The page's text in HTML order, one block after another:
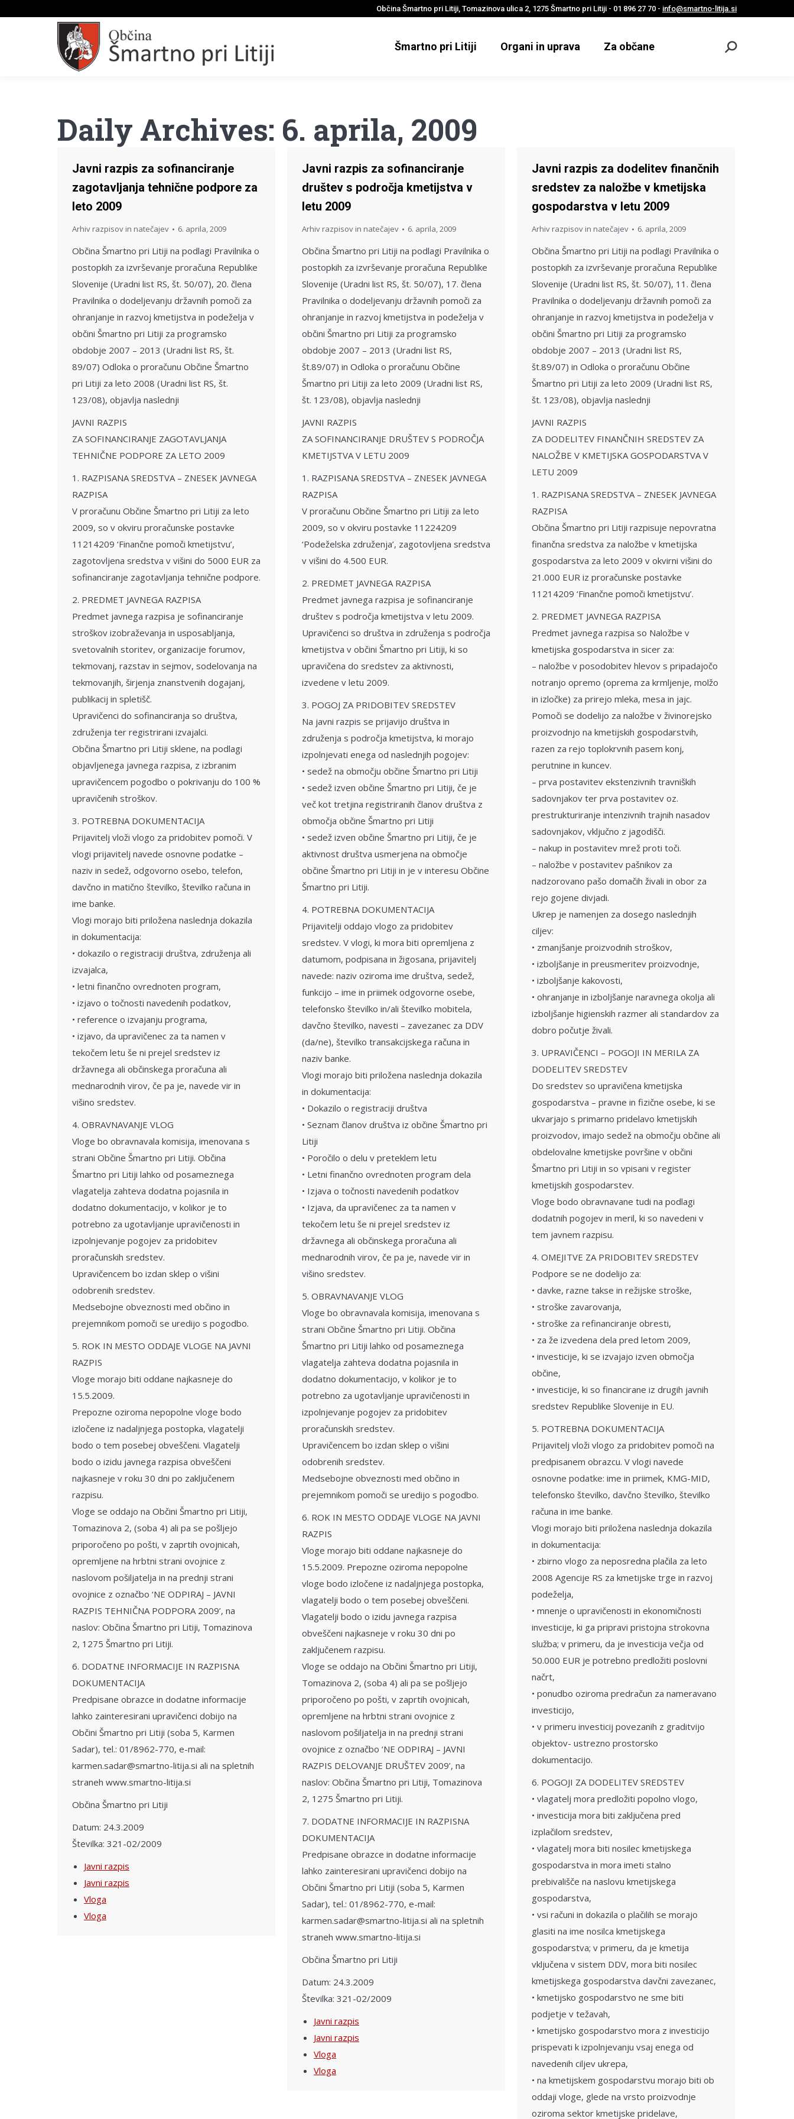
Občina Šmartno pri Litiji, Tomazinova ulica 2, 1275 Šmartno pri Litiji - 01 896 27 70 - info@smartno-litija.si
Šmartno pri Litiji Organi in uprava Za občane
Odpri
Daily Archives: 6. aprila, 2009
Javni razpis za sofinanciranje
zagotavljanja tehnične podpore za
leto 2009
Arhiv razpisov in natečajev 6. aprila, 2009
Občina Šmartno pri Litiji na podlagi Pravilnika o
postopkih za izvrševanje proračuna Republike
Slovenije (Uradni list RS, št. 50/07), 20. člena
Pravilnika o dodeljevanju državnih pomoči za
ohranjanje in razvoj kmetijstva in podeželja v
občini Šmartno pri Litiji za programsko
obdobje 2007 – 2013 (Uradni list RS, št.
89/07) Odloka o proračunu Občine Šmartno
pri Litiji za leto 2008 (Uradni list RS, št.
123/08), objavlja naslednji
JAVNI RAZPIS
ZA SOFINANCIRANJE ZAGOTAVLJANJA
TEHNIČNE PODPORE ZA LETO 2009
1. RAZPISANA SREDSTVA – ZNESEK JAVNEGA
RAZPISA
V proračunu Občine Šmartno pri Litiji za leto
2009, so v okviru proračunske postavke
11214209 ‘Finančne pomoči kmetijstvu’,
zagotovljena sredstva v višini do 5000 EUR za
sofinanciranje zagotavljanja tehnične podpore.
2. PREDMET JAVNEGA RAZPISA
Predmet javnega razpisa je sofinanciranje
stroškov izobraževanja in usposabljanja,
svetovalnih storitev, organizacije forumov,
tekmovanj, razstav in sejmov, sodelovanja na
tekmovanjih, širjenja znanstvenih dogajanj,
publikacij in spletišč.
Upravičenci do sofinanciranja so društva,
združenja ter registrirani izvajalci.
Občina Šmartno pri Litiji sklene, na podlagi
objavljenega javnega razpisa, z izbranim
upravičencem pogodbo o pokrivanju do 100 %
upravičenih stroškov.
3. POTREBNA DOKUMENTACIJA
Prijavitelj vloži vlogo za pridobitev pomoči. V
vlogi prijavitelj navede osnovne podatke –
naziv in sedež, odgovorno osebo, telefon,
davčno in matično številko, številko računa in
ime banke.
Vlogi morajo biti priložena naslednja dokazila
in dokumentacija:
• dokazilo o registraciji društva, združenja ali
izvajalca,
• letni finančno ovrednoten program,
• izjavo o točnosti navedenih podatkov,
• reference o izvajanju programa,
• izjavo, da upravičenec za ta namen v
tekočem letu še ni prejel sredstev iz
državnega ali občinskega proračuna ali
mednarodnih virov, če pa je, navede vir in
višino sredstev.
4. OBRAVNAVANJE VLOG
Vloge bo obravnavala komisija, imenovana s
strani Občine Šmartno pri Litiji. Občina
Šmartno pri Litiji lahko od posameznega
vlagatelja zahteva dodatna pojasnila in
dodatno dokumentacijo, v kolikor je to
potrebno za ugotavljanje upravičenosti in
izpolnjevanje pogojev za pridobitev
proračunskih sredstev.
Upravičencem bo izdan sklep o višini
odobrenih sredstev.
Medsebojne obveznosti med občino in
prejemnikom pomoči se uredijo s pogodbo.
5. ROK IN MESTO ODDAJE VLOGE NA JAVNI
RAZPIS
Vloge morajo biti oddane najkasneje do
15.5.2009.
Prepozne oziroma nepopolne vloge bodo
izločene iz nadaljnjega postopka, vlagatelji
bodo o tem posebej obveščeni. Vlagatelji
bodo o izidu javnega razpisa obveščeni
najkasneje v roku 30 dni po zaključenem
razpisu.
Vloge se oddajo na Občini Šmartno pri Litiji,
Tomazinova 2, (soba 4) ali pa se pošljejo
priporočeno po pošti, v zaprtih ovojnicah,
opremljene na hrbtni strani ovojnice z
naslovom pošiljatelja in na prednji strani
ovojnice z označbo ‘NE ODPIRAJ – JAVNI
RAZPIS TEHNIČNA PODPORA 2009’, na
naslov: Občina Šmartno pri Litiji, Tomazinova
2, 1275 Šmartno pri Litiji.
6. DODATNE INFORMACIJE IN RAZPISNA
DOKUMENTACIJA
Predpisane obrazce in dodatne informacije
lahko zainteresirani upravičenci dobijo na
Občini Šmartno pri Litiji (soba 5, Karmen
Sadar), tel.: 01/8962-770, e-mail:
karmen.sadar@smartno-litija.si ali na spletnih
straneh www.smartno-litija.si
Občina Šmartno pri Litiji
Datum: 24.3.2009
Številka: 321-02/2009
Javni razpis
Javni razpis
Vloga
Vloga
Javni razpis za sofinanciranje
društev s področja kmetijstva v
letu 2009
Arhiv razpisov in natečajev 6. aprila, 2009
Občina Šmartno pri Litiji na podlagi Pravilnika o
postopkih za izvrševanje proračuna Republike
Slovenije (Uradni list RS, št. 50/07), 17. člena
Pravilnika o dodeljevanju državnih pomoči za
ohranjanje in razvoj kmetijstva in podeželja v
občini Šmartno pri Litiji za programsko
obdobje 2007 – 2013 (Uradni list RS,
št.89/07) in Odloka o proračunu Občine
Šmartno pri Litiji za leto 2009 (Uradni list RS,
št. 123/08), objavlja naslednji
JAVNI RAZPIS
ZA SOFINANCIRANJE DRUŠTEV S PODROČJA
KMETIJSTVA V LETU 2009
1. RAZPISANA SREDSTVA – ZNESEK JAVNEGA
RAZPISA
V proračunu Občine Šmartno pri Litiji za leto
2009, so v okviru postavke 11224209
‘Podeželska združenja’, zagotovljena sredstva
v višini do 4.500 EUR.
2. PREDMET JAVNEGA RAZPISA
Predmet javnega razpisa je sofinanciranje
društev s področja kmetijstva v letu 2009.
Upravičenci so društva in združenja s področja
kmetijstva v občini Šmartno pri Litiji, ki so
upravičena do sredstev za aktivnosti,
izvedene v letu 2009.
3. POGOJ ZA PRIDOBITEV SREDSTEV
Na javni razpis se prijavijo društva in
združenja s področja kmetijstva, ki morajo
izpolnjevati enega od naslednjih pogojev:
• sedež na območju občine Šmartno pri Litiji
• sedež izven občine Šmartno pri Litiji, če je
več kot tretjina registriranih članov društva z
območja občine Šmartno pri Litiji
• sedež izven občine Šmartno pri Litiji, če je
aktivnost društva usmerjena na območje
občine Šmartno pri Litiji in je v interesu Občine
Šmartno pri Litiji.
4. POTREBNA DOKUMENTACIJA
Prijavitelji oddajo vlogo za pridobitev
sredstev. V vlogi, ki mora biti opremljena z
datumom, podpisana in žigosana, prijavitelj
navede: naziv oziroma ime društva, sedež,
funkcijo – ime in priimek odgovorne osebe,
telefonsko številko in/ali številko mobitela,
davčno številko, navesti – zavezanec za DDV
(da/ne), številko transakcijskega računa in
naziv banke.
Vlogi morajo biti priložena naslednja dokazila
in dokumentacija:
• Dokazilo o registraciji društva
• Seznam članov društva iz občine Šmartno pri
Litiji
• Poročilo o delu v preteklem letu
• Letni finančno ovrednoten program dela
• Izjava o točnosti navedenih podatkov
• Izjava, da upravičenec za ta namen v
tekočem letu še ni prejel sredstev iz
državnega ali občinskega proračuna ali
mednarodnih virov, če pa je, navede vir in
višino sredstev.
5. OBRAVNAVANJE VLOG
Vloge bo obravnavala komisija, imenovana s
strani Občine Šmartno pri Litiji. Občina
Šmartno pri Litiji lahko od posameznega
vlagatelja zahteva dodatna pojasnila in
dodatno dokumentacijo, v kolikor je to
potrebno za ugotavljanje upravičenosti in
izpolnjevanje pogojev za pridobitev
proračunskih sredstev.
Upravičencem bo izdan sklep o višini
odobrenih sredstev.
Medsebojne obveznosti med občino in
prejemnikom pomoči se uredijo s pogodbo.
6. ROK IN MESTO ODDAJE VLOGE NA JAVNI
RAZPIS
Vloge morajo biti oddane najkasneje do
15.5.2009. Prepozne oziroma nepopolne
vloge bodo izločene iz nadaljnjega postopka,
vlagatelji bodo o tem posebej obveščeni.
Vlagatelji bodo o izidu javnega razpisa
obveščeni najkasneje v roku 30 dni po
zaključenem razpisu.
Vloge se oddajo na Občini Šmartno pri Litiji,
Tomazinova 2, (soba 4) ali pa se pošljejo
priporočeno po pošti, v zaprtih ovojnicah,
opremljene na hrbtni strani ovojnice z
naslovom pošiljatelja in na prednji strani
ovojnice z označbo ‘NE ODPIRAJ – JAVNI
RAZPIS DELOVANJE DRUŠTEV 2009’, na
naslov: Občina Šmartno pri Litiji, Tomazinova
2, 1275 Šmartno pri Litiji.
7. DODATNE INFORMACIJE IN RAZPISNA
DOKUMENTACIJA
Predpisane obrazce in dodatne informacije
lahko zainteresirani upravičenci dobijo na
Občini Šmartno pri Litiji (soba 5, Karmen
Sadar), tel.: 01/8962-770, e-mail:
karmen.sadar@smartno-litija.si ali na spletnih
straneh www.smartno-litija.si
Občina Šmartno pri Litiji
Datum: 24.3.2009
Številka: 321-02/2009
Javni razpis
Javni razpis
Vloga
Vloga
Javni razpis za dodelitev finančnih
sredstev za naložbe v kmetijska
gospodarstva v letu 2009
Arhiv razpisov in natečajev 6. aprila, 2009
Občina Šmartno pri Litiji na podlagi Pravilnika o
postopkih za izvrševanje proračuna Republike
Slovenije (Uradni list RS, št. 50/07), 11. člena
Pravilnika o dodeljevanju državnih pomoči za
ohranjanje in razvoj kmetijstva in podeželja v
občini Šmartno pri Litiji za programsko
obdobje 2007 – 2013 (Uradni list RS,
št.89/07) in Odloka o proračunu Občine
Šmartno pri Litiji za leto 2009 (Uradni list RS,
št. 123/08), objavlja naslednji
JAVNI RAZPIS
ZA DODELITEV FINANČNIH SREDSTEV ZA
NALOŽBE V KMETIJSKA GOSPODARSTVA V
LETU 2009
1. RAZPISANA SREDSTVA – ZNESEK JAVNEGA
RAZPISA
Občina Šmartno pri Litiji razpisuje nepovratna
finančna sredstva za naložbe v kmetijska
gospodarstva za leto 2009 v okvirni višini do
21.000 EUR iz proračunske postavke
11214209 ‘Finančne pomoči kmetijstvu’.
2. PREDMET JAVNEGA RAZPISA
Predmet javnega razpisa so Naložbe v
kmetijska gospodarstva in sicer za:
– naložbe v posodobitev hlevov s pripadajočo
notranjo opremo (oprema za krmljenje, molžo
in izločke) za prirejo mleka, mesa in jajc.
Pomoči se dodelijo za naložbe v živinorejsko
proizvodnjo na kmetijskih gospodarstvih,
razen za rejo toplokrvnih pasem konj,
perutnine in kuncev.
– prva postavitev ekstenzivnih travniških
sadovnjakov ter prva postavitev oz.
prestrukturiranje intenzivnih trajnih nasadov
sadovnjakov, vključno z jagodišči.
– nakup in postavitev mrež proti toči.
– naložbe v postavitev pašnikov za
nadzorovano pašo domačih živali in obor za
rejo gojene divjadi.
Ukrep je namenjen za dosego naslednjih
ciljev:
• zmanjšanje proizvodnih stroškov,
• izboljšanje in preusmeritev proizvodnje,
• izboljšanje kakovosti,
• ohranjanje in izboljšanje naravnega okolja ali
izboljšanje higienskih razmer ali standardov za
dobro počutje živali.
3. UPRAVIČENCI – POGOJI IN MERILA ZA
DODELITEV SREDSTEV
Do sredstev so upravičena kmetijska
gospodarstva – pravne in fizične osebe, ki se
ukvarjajo s primarno pridelavo kmetijskih
proizvodov, imajo sedež na območju občine ali
obdelovalne kmetijske površine v občini
Šmartno pri Litiji in so vpisani v register
kmetijskih gospodarstev.
Vloge bodo obravnavane tudi na podlagi
dodatnih pogojev in meril, ki so navedeni v
tem javnem razpisu.
4. OMEJITVE ZA PRIDOBITEV SREDSTEV
Podpore se ne dodelijo za:
• davke, razne takse in režijske stroške,
• stroške zavarovanja,
• stroške za refinanciranje obresti,
• za že izvedena dela pred letom 2009,
• investicije, ki se izvajajo izven območja
občine,
• investicije, ki so financirane iz drugih javnih
sredstev Republike Slovenije in EU.
5. POTREBNA DOKUMENTACIJA
Prijavitelj vloži vlogo za pridobitev pomoči na
predpisanem obrazcu. V vlogi navede
osnovne podatke: ime in priimek, KMG-MID,
telefonsko številko, davčno številko, številko
računa in ime banke.
Vlogi morajo biti priložena naslednja dokazila
in dokumentacija:
• zbirno vlogo za neposredna plačila za leto
2008 Agencije RS za kmetijske trge in razvoj
podeželja,
• mnenje o upravičenosti in ekonomičnosti
investicije, ki ga pripravi pristojna strokovna
služba; v primeru, da je investicija večja od
50.000 EUR je potrebno predložiti poslovni
načrt,
• ponudbo oziroma predračun za nameravano
investicijo,
• v primeru investicij povezanih z graditvijo
objektov- ustrezno prostorsko
dokumentacijo.
6. POGOJI ZA DODELITEV SREDSTEV
• vlagatelj mora predložiti popolno vlogo,
• investicija mora biti zaključena pred
izplačilom sredstev,
• vlagatelj mora biti nosilec kmetijskega
gospodarstva in mora imeti stalno
prebivališče na naslovu kmetijskega
gospodarstva,
• vsi računi in dokazila o plačilih se morajo
glasiti na ime nosilca kmetijskega
gospodarstva; v primeru, da je kmetija
vključena v sistem DDV, mora biti nosilec
kmetijskega gospodarstva davčni zavezanec,
• kmetijsko gospodarstvo ne sme biti
podjetje v težavah,
• kmetijsko gospodarstvo mora z investicijo
prispevati k izpolnjevanju vsaj enega od
navedenih ciljev ukrepa,
• na kmetijskem gospodarstvu morajo biti ob
oddaji vloge, glede na vrsto proizvodnje
oziroma sektor kmetijske pridelave,